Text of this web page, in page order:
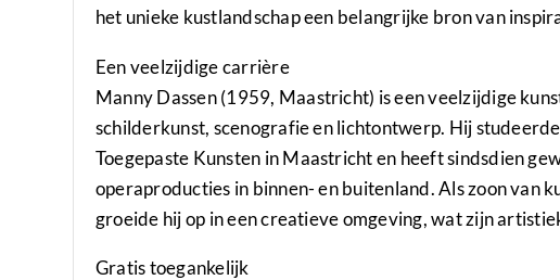
het unieke kustlandschap een belangrijke bron van
Een veelzijdige carrière
Manny Dassen (1959, Maastricht) is een veelzijdige
schilderkunst, scenografie en lichtontwerp. Hij
Toegepaste Kunsten in Maastricht en heeft sindsdien
operaproducties in binnen- en buitenland. Als zoon van
groeide hij op in een creatieve omgeving, wat zijn
Gratis toegankelijk